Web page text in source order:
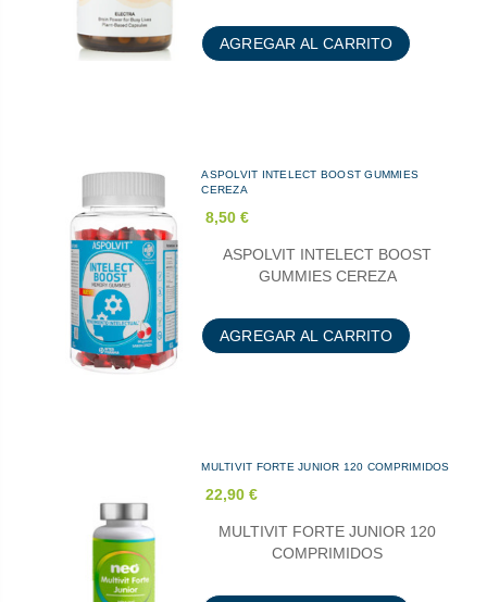
AGREGAR AL CARRITO
ASPOLVIT INTELECT BOOST GUMMIES
CEREZA
8,50 €
ASPOLVIT INTELECT BOOST
GUMMIES CEREZA
AGREGAR AL CARRITO
MULTIVIT FORTE JUNIOR 120 COMPRIMIDOS
22,90 €
MULTIVIT FORTE JUNIOR 120
COMPRIMIDOS